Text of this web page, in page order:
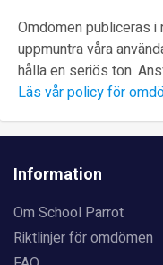
Omdömen publiceras
uppmuntra våra
hålla en seriös ton.
Läs vår policy för
Information
Om School Parrot
Riktlinjer för omdömen